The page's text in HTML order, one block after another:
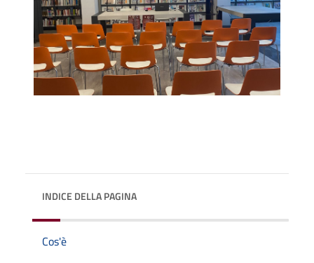
INDICE DELLA PAGINA
Cos'è